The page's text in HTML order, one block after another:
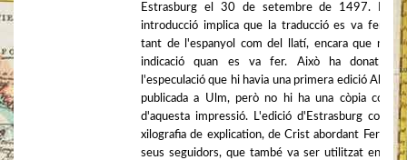
Estrasburg el 30 de setembre de 1497. La
introducció implica que la traducció es va fer a
tant de l'espanyol com del llatí, encara que no hi
indicació quan es va fer. Això ha donat
l'especulació que hi havia una primera edició
publicada a Ulm, però no hi ha una còpia
d'aquesta impressió. L'edició d'Estrasburg conté
xilografia de explication, de Crist abordant Ferran i
seus seguidors, que també va ser utilitzat en